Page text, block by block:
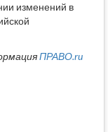
изменений в
ПРАВО.ru